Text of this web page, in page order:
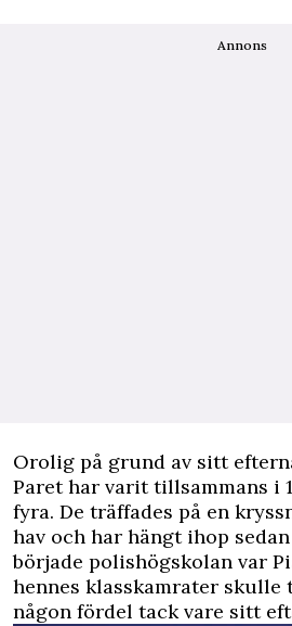
Annons
Orolig på grund av sitt
Paret har varit tillsammans i
fyra. De träffades på en
hav och har hängt ihop
började polishögskolan var
hennes klasskamrater
någon fördel tack vare sitt